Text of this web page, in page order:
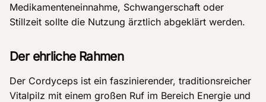
Medikamenteneinnahme, Schwangerschaft oder
Stillzeit sollte die Nutzung ärztlich abgeklärt werden.
Der ehrliche Rahmen
Der Cordyceps ist ein faszinierender, traditionsreicher
Vitalpilz mit einem großen Ruf im Bereich Energie und